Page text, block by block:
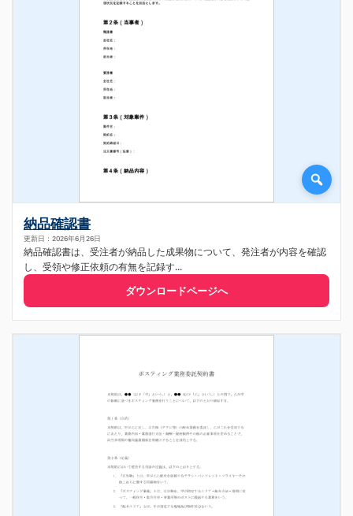
納品確認書
更新日：2026年6月26日
納品確認書は、受注者が納品した成果物について、発注者が内容を確認
し、受領や修正依頼の有無を記録す...
ダウンロードページへ